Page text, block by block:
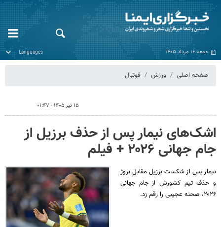
جمعه ۱۶ مرداد ۱۴۰۵
صفحه اصلی ورزش فوتبال
۱۵ تیر ۱۴۰۵ - ۰۱:۴۷
اشک‌های نیمار پس از حذف برزیل از
جام جهانی ۲۰۲۶ + فیلم
نیمار پس از شکست برزیل مقابل نروژ
و حذف تیم کشورش از جام جهانی
۲۰۲۶، صحنه عجیبی را رقم زد.